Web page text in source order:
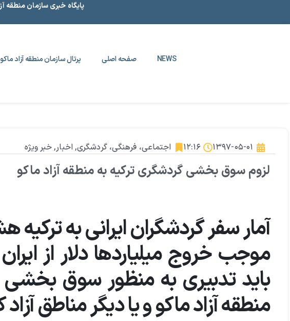
پایگاه خبری سازمان منطقه
NEWS صفحه اصلی پرتال سازمان منطقه آزاد ماکو
۱۳۹۷-۰۵-۰۱ ۱۲:۱۶ اجتماعی، فرهنگی، گردشگری, اخبار,خبر ویژه
لزوم سوق بخشی گردشگری ترکیه به منطقه آزاد ماکو
آمار سفر گردشگران ایرانی به
موجب خروج میلیاردها دلار از
باید تدبیری به منظور سوق
منطقه آزاد ماکو و یا دیگر مناطق